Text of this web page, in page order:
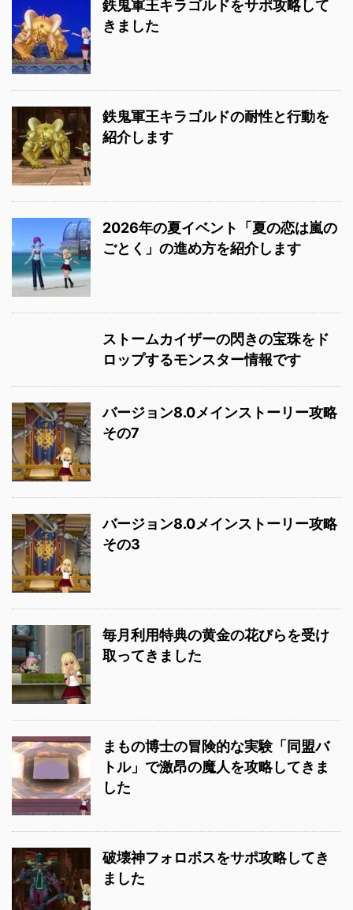
鉄鬼軍王キラゴルドをサポ攻略して
きました
鉄鬼軍王キラゴルドの耐性と行動を
紹介します
2026年の夏イベント「夏の恋は嵐の
ごとく」の進め方を紹介します
ストームカイザーの閃きの宝珠をド
ロップするモンスター情報です
バージョン8.0メインストーリー攻略
その7
バージョン8.0メインストーリー攻略
その3
毎月利用特典の黄金の花びらを受け
取ってきました
まもの博士の冒険的な実験「同盟バ
トル」で激昂の魔人を攻略してきま
した
破壊神フォロボスをサポ攻略してき
ました